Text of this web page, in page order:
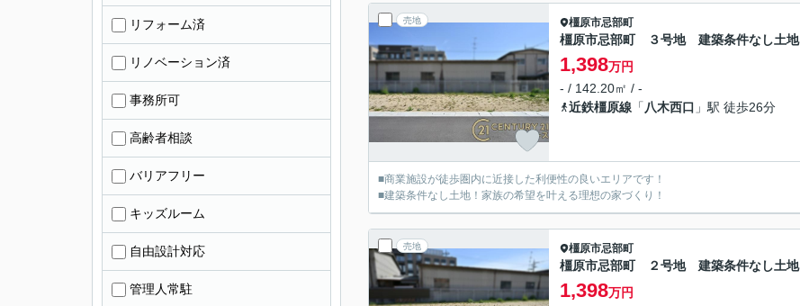
売地 橿原市忌部町
橿原市忌部町 ３号地 建築条件なし土地
1,398万円
- / 142.20㎡ / -
近鉄橿原線 「 八木西口 」駅 徒歩26分
■商業施設が徒歩圏内に近接した利便性の良いエリアです！
■建築条件なし土地！家族の希望を叶える理想の家づくり！
売地 橿原市忌部町
橿原市忌部町 ２号地 建築条件なし土地
1,398万円
リフォーム済
リノベーション済
事務所可
高齢者相談
バリアフリー
キッズルーム
自由設計対応
管理人常駐